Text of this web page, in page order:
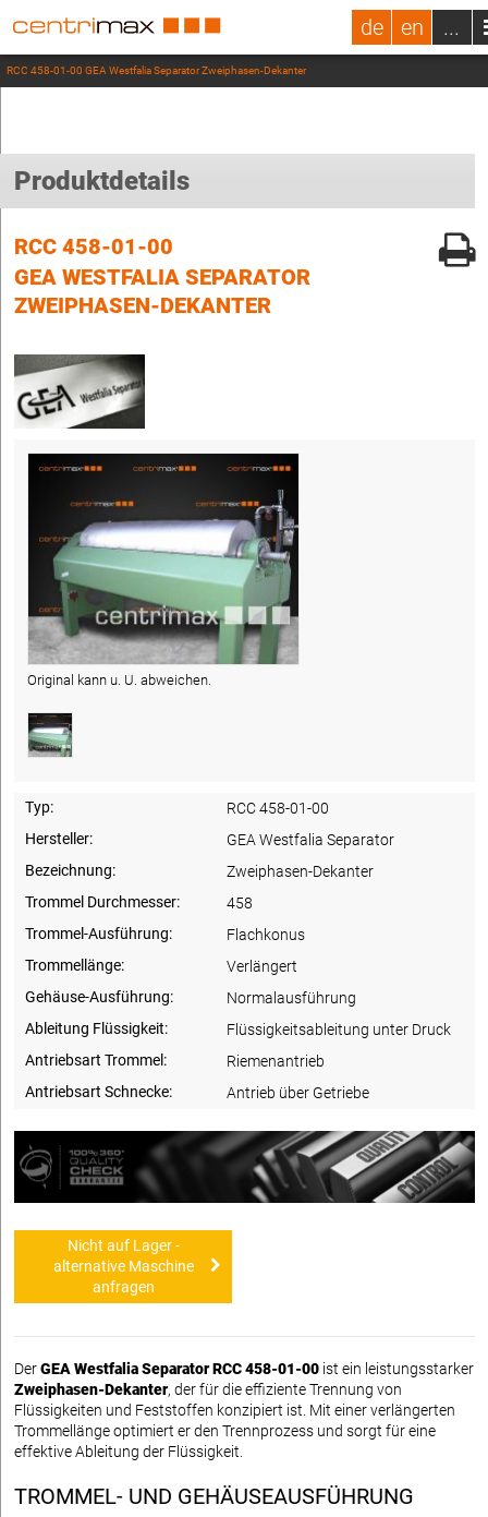
de en ...
RCC 458-01-00 GEA Westfalia Separator Zweiphasen-Dekanter
Produktdetails
RCC 458-01-00
GEA WESTFALIA SEPARATOR
ZWEIPHASEN-DEKANTER
Original kann u. U. abweichen.
Typ:
RCC 458-01-00
Hersteller:
GEA Westfalia Separator
Bezeichnung:
Zweiphasen-Dekanter
Trommel Durchmesser:
458
Trommel-Ausführung:
Flachkonus
Trommellänge:
Verlängert
Gehäuse-Ausführung:
Normalausführung
Ableitung Flüssigkeit:
Flüssigkeitsableitung unter Druck
Antriebsart Trommel:
Riemenantrieb
Antriebsart Schnecke:
Antrieb über Getriebe
Nicht auf Lager -
alternative Maschine
anfragen
DerGEA Westfalia Separator RCC 458-01-00 ist ein leistungsstarker
Zweiphasen-Dekanter, der für die effiziente Trennung von
Flüssigkeiten und Feststoffen konzipiert ist. Mit einer verlängerten
Trommellänge optimiert er den Trennprozess und sorgt für eine
effektive Ableitung der Flüssigkeit.
TROMMEL- UND GEHÄUSEAUSFÜHRUNG